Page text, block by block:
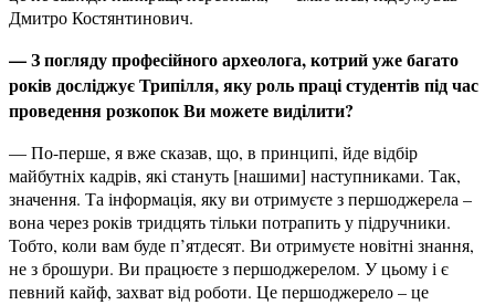
Дмитро Костянтинович.
— З погляду професійного археолога, котрий уже багато
років досліджує Трипілля, яку роль праці студентів під час
проведення розкопок Ви можете виділити?
— По-перше, я вже сказав, що, в принципі, йде відбір
майбутніх кадрів, які стануть [нашими] наступниками. Так,
значення. Та інформація, яку ви отримуєте з першоджерела –
вона через років тридцять тільки потрапить у підручники.
Тобто, коли вам буде п’ятдесят. Ви отримуєте новітні знання,
не з брошури. Ви працюєте з першоджерелом. У цьому і є
певний кайф, захват від роботи. Це першоджерело – це